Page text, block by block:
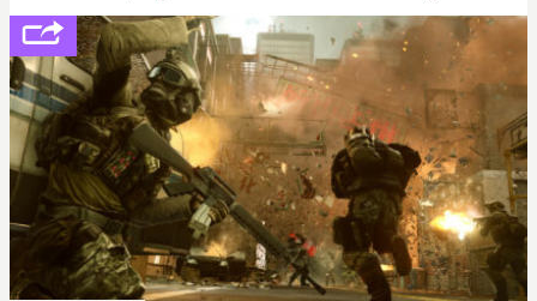
réductions de coûts drastiques, fermetures de
studios et licenciements massifs. En gros, essorer
FCetBattlefield, puis virer le reste.P.